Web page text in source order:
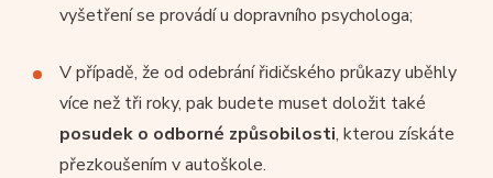
vyšetření se provádí u dopravního psychologa;
V případě, že od odebrání řidičského průkazy uběhly
více než tři roky, pak budete muset doložit také
posudek o odborné způsobilosti, kterou získáte
přezkoušením v autoškole.